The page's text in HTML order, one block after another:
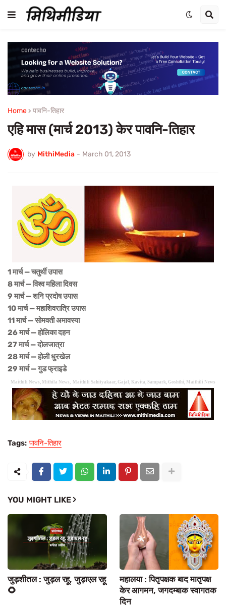
Home पावनि-तिहार
एहि मास (मार्च 2013) केर पावनि-तिहार
by MithiMedia - March 01, 2013
1 मार्च — चतुर्थी उपास
8 मार्च — विश्व महिला दिवस
9 मार्च — शनि प्रदोष उपास
10 मार्च — महाशिवरात्रि उपास
11 मार्च — सोमवती अमावस्या
26 मार्च — होलिका दहन
27 मार्च — दोलजात्रा
28 मार्च — होली धुरखेल
29 मार्च — गुड फ्राइडे
Maithili News, Mithila News, Maithili Sahityakaar, Gajal, Kavita, Sampark, Goshthi, Maithili News
Tags: पावनि-तिहार
YOU MIGHT LIKE
जुड़शीतल : जुड़ल रहू, जुड़ाएल रहू
🌻
महालया : पितृपक्षक बाद मातृपक्ष
केर आगमन, जगदम्बाक स्वागतक
दिन